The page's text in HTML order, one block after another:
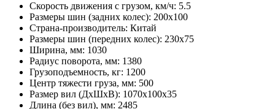
Скорость движения с грузом, км/ч: 5.5
Размеры шин (задних колес): 200х100
Страна-производитель: Китай
Размеры шин (передних колес): 230х75
Ширина, мм: 1030
Радиус поворота, мм: 1380
Грузоподъемность, кг: 1200
Центр тяжести груза, мм: 500
Размер вил (ДхШхВ): 1070х100х35
Длина (без вил), мм: 2485